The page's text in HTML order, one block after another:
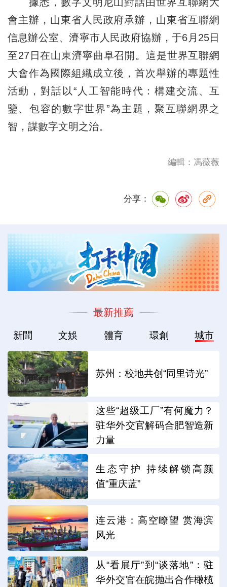
會主辦，山東省人民政府承辦，山東省互聯網
信息辦公室、濟寧市人民政府協辦，于6月25日
至27日在山東濟寧曲阜召開。這是世界互聯網
大會作為國際組織成立後，首次舉辦的專題性
活動，對話以“人工智能時代：構建交流、互
鑒、包容的數字世界”為主題，聚互聯網界之
智，謀數字文明之治。
編輯：馮薇薇
分享：
最新推薦
新聞 文娛 體育 環創 城市
苏州：校地共创“同里诗光”
这些“超级工厂”有何魔力？
驻华外交官解码合肥智造新
力量
生态守护 持续解锁高颜
值“重庆蓝”
连云港：高空瞭望 赏海滨
风光
从“看展厅”到“谈落地”：驻
华外交官在皖抛出合作橄榄